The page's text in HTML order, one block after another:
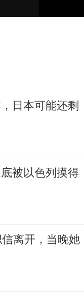
电
日本可能还剩
被以色列摸得
离开，当晚她